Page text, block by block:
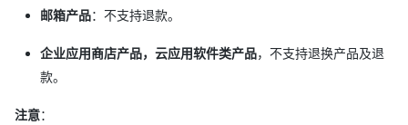
邮箱产品：不支持退款。
企业应用商店产品，云应用软件类产品，不支持退换产品及退
款。
注意：